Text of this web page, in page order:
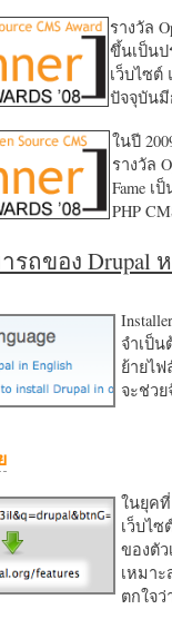
รางวัล
ขึ้นเป็นป
เว็บไซ
ปัจจุบันมี
ในปี
รางวัล
Fame เ
PHP
รถของ Drupal
จำเป็
ย้ายไฟ
จะช่ว
ในยุคที่
เว็บไซ
ของตัว
เหมาะ
ตกใจ